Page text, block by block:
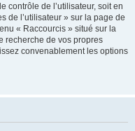
contrôle de l’utilisateur, soit en
de l’utilisateur » sur la page de
« Raccourcis » situé sur la
recherche de vos propres
convenablement les options